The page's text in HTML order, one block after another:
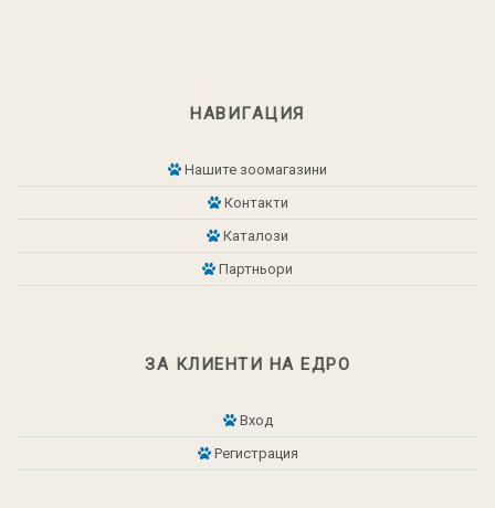
НАВИГАЦИЯ
Нашите зоомагазини
Контакти
Каталози
Партньори
ЗА КЛИЕНТИ НА ЕДРО
Вход
Регистрация